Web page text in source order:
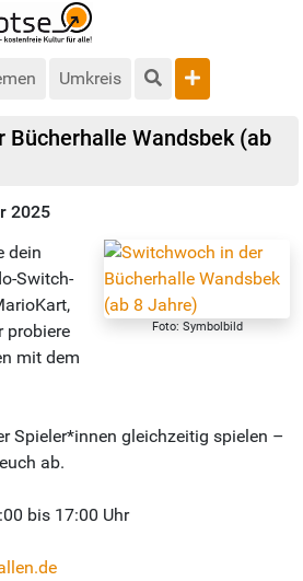
Umkreis
Bücherhalle Wandsbek (ab
2025
Foto: Symbolbild
dein
Switch-
probiere
mit dem
Spieler*innen gleichzeitig spielen –
ab.
bis 17:00 Uhr